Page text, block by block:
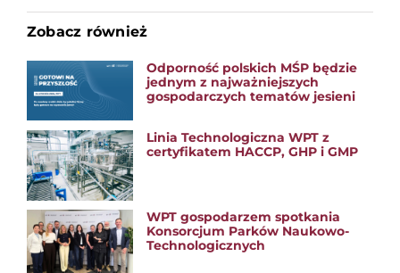
Zobacz również
Odporność polskich MŚP będzie
jednym z najważniejszych
gospodarczych tematów jesieni
Linia Technologiczna WPT z
certyfikatem HACCP, GHP i GMP
WPT gospodarzem spotkania
Konsorcjum Parków Naukowo-
Technologicznych